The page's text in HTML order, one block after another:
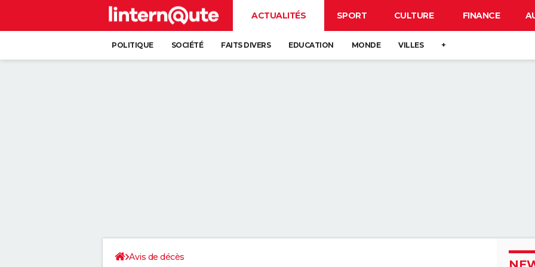
ACTUALITÉS SPORT CULTURE FINANCE
POLITIQUE SOCIÉTÉ FAITS DIVERS EDUCATION MONDE VILLES +
Avis de décès